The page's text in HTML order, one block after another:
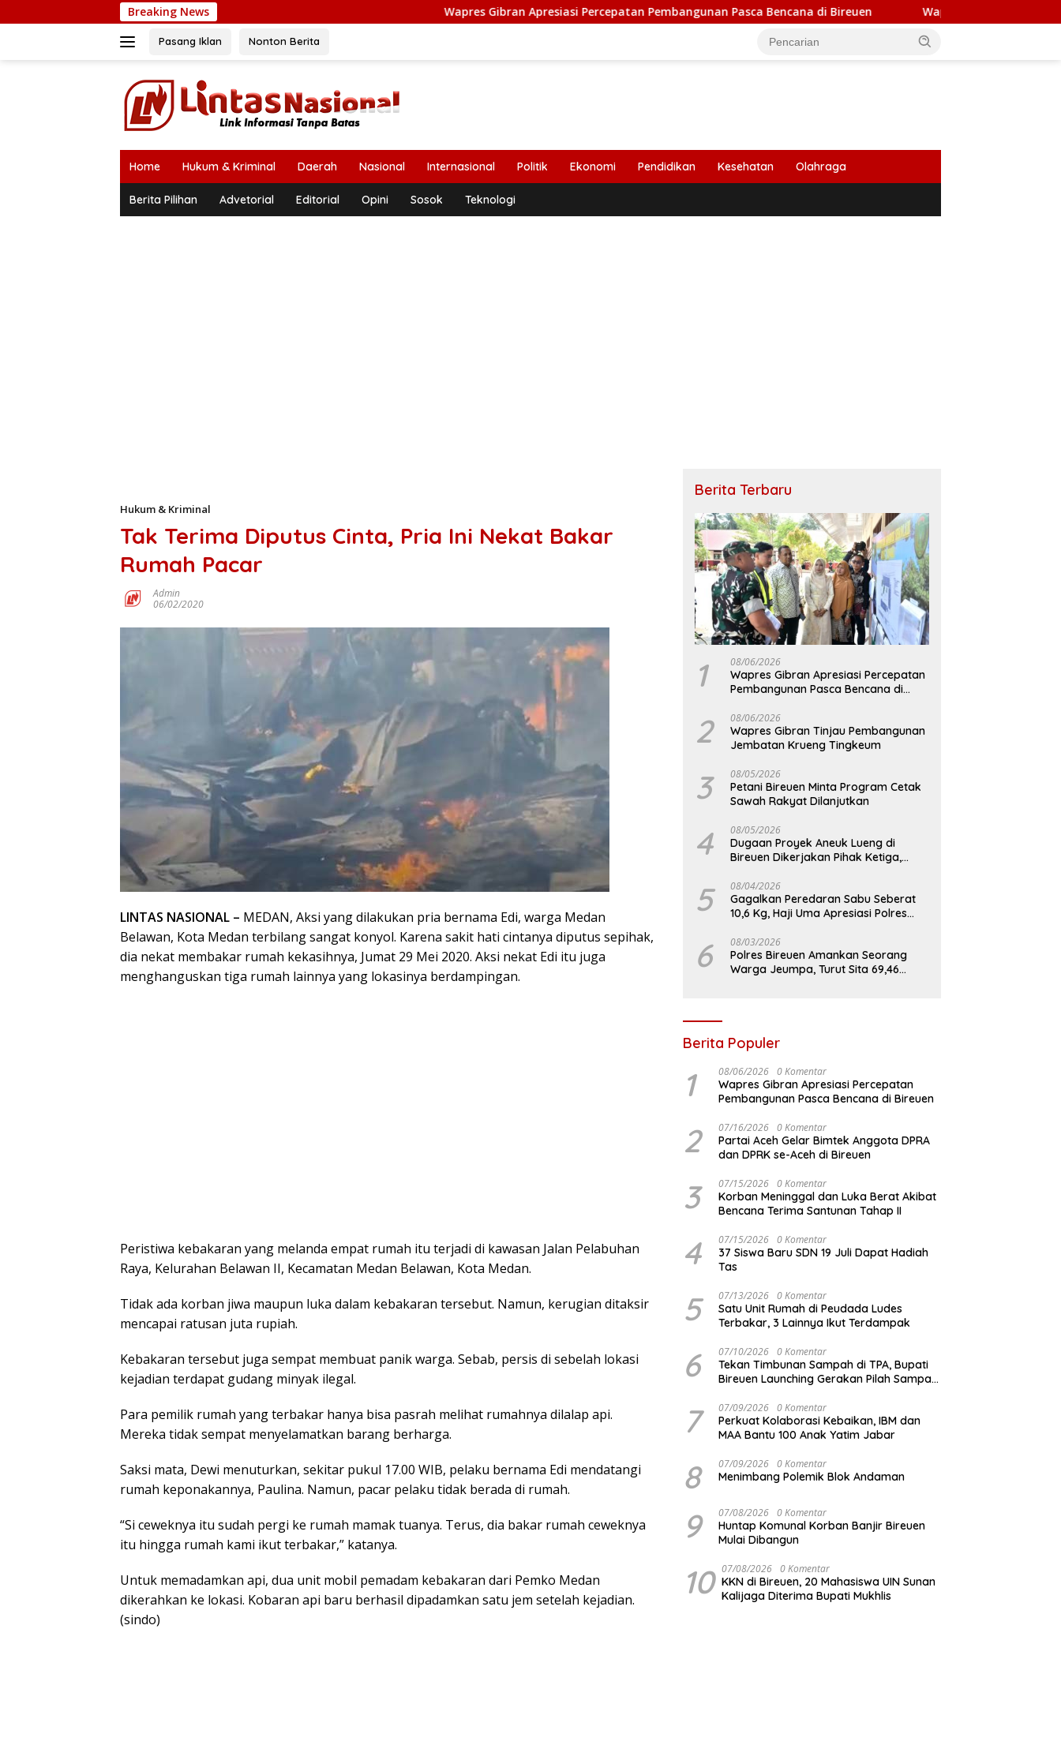
ke
Breaking News Wapres Gibran Apresiasi Percepatan Pembangunan Pasca Bencana di Bireuen Wapres Gibran Tinjau Pembangunan
Pasang Iklan Nonton Berita
Home Hukum & Kriminal Daerah Nasional Internasional Politik Ekonomi Pendidikan Kesehatan Olahraga
Berita Pilihan Advetorial Editorial Opini Sosok Teknologi
Hukum & Kriminal
Tak Terima Diputus Cinta, Pria Ini Nekat Bakar
Rumah Pacar
Admin
06/02/2020
LINTAS NASIONAL – MEDAN, Aksi yang dilakukan pria bernama Edi, warga Medan
Belawan, Kota Medan terbilang sangat konyol. Karena sakit hati cintanya diputus sepihak,
dia nekat membakar rumah kekasihnya, Jumat 29 Mei 2020. Aksi nekat Edi itu juga
menghanguskan tiga rumah lainnya yang lokasinya berdampingan.
Peristiwa kebakaran yang melanda empat rumah itu terjadi di kawasan Jalan Pelabuhan
Raya, Kelurahan Belawan II, Kecamatan Medan Belawan, Kota Medan.
Tidak ada korban jiwa maupun luka dalam kebakaran tersebut. Namun, kerugian ditaksir
mencapai ratusan juta rupiah.
Kebakaran tersebut juga sempat membuat panik warga. Sebab, persis di sebelah lokasi
kejadian terdapat gudang minyak ilegal.
Para pemilik rumah yang terbakar hanya bisa pasrah melihat rumahnya dilalap api.
Mereka tidak sempat menyelamatkan barang berharga.
Saksi mata, Dewi menuturkan, sekitar pukul 17.00 WIB, pelaku bernama Edi mendatangi
rumah keponakannya, Paulina. Namun, pacar pelaku tidak berada di rumah.
“Si ceweknya itu sudah pergi ke rumah mamak tuanya. Terus, dia bakar rumah ceweknya
itu hingga rumah kami ikut terbakar,” katanya.
Untuk memadamkan api, dua unit mobil pemadam kebakaran dari Pemko Medan
dikerahkan ke lokasi. Kobaran api baru berhasil dipadamkan satu jem setelah kejadian.
(sindo)
Berita Terbaru
1 08/06/2026
Wapres Gibran Apresiasi Percepatan
Pembangunan Pasca Bencana di
2 08/06/2026
Wapres Gibran Tinjau Pembangunan
Jembatan Krueng Tingkeum
3 08/05/2026
Petani Bireuen Minta Program Cetak
Sawah Rakyat Dilanjutkan
4 08/05/2026
Dugaan Proyek Aneuk Lueng di
Bireuen Dikerjakan Pihak Ketiga,
Juta
5 08/04/2026
Gagalkan Peredaran Sabu Seberat
10,6 Kg, Haji Uma Apresiasi Polres
6 08/03/2026
Polres Bireuen Amankan Seorang
Warga Jeumpa, Turut Sita 69,46
Berita Populer
1 08/06/2026 0 Komentar
Wapres Gibran Apresiasi Percepatan
Pembangunan Pasca Bencana di Bireuen
2 07/16/2026 0 Komentar
Partai Aceh Gelar Bimtek Anggota DPRA
dan DPRK se-Aceh di Bireuen
3 07/15/2026 0 Komentar
Korban Meninggal dan Luka Berat Akibat
Bencana Terima Santunan Tahap II
4 07/15/2026 0 Komentar
37 Siswa Baru SDN 19 Juli Dapat Hadiah
Tas
5 07/13/2026 0 Komentar
Satu Unit Rumah di Peudada Ludes
Terbakar, 3 Lainnya Ikut Terdampak
6 07/10/2026 0 Komentar
Tekan Timbunan Sampah di TPA, Bupati
Bireuen Launching Gerakan Pilah Sampah
7 07/09/2026 0 Komentar
Perkuat Kolaborasi Kebaikan, IBM dan
MAA Bantu 100 Anak Yatim Jabar
8 07/09/2026 0 Komentar
Menimbang Polemik Blok Andaman
9 07/08/2026 0 Komentar
Huntap Komunal Korban Banjir Bireuen
Mulai Dibangun
10 07/08/2026 0 Komentar
KKN di Bireuen, 20 Mahasiswa UIN Sunan